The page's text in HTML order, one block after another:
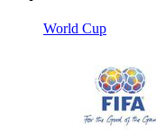
World Cup